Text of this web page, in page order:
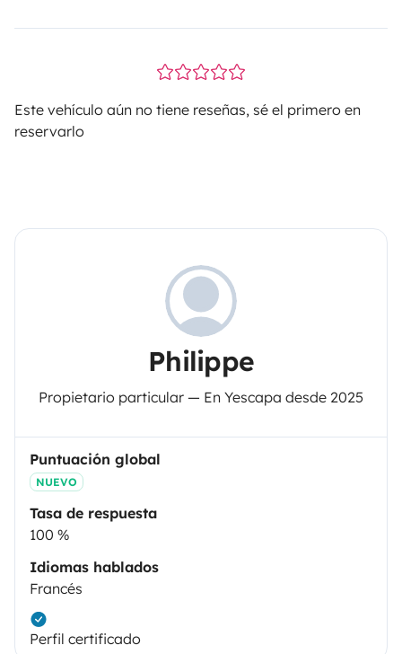
Este vehículo aún no tiene reseñas, sé el primero en
reservarlo
Philippe
Propietario particular — En Yescapa desde 2025
Puntuación global
NUEVO
Tasa de respuesta
100 %
Idiomas hablados
Francés
Perfil certificado